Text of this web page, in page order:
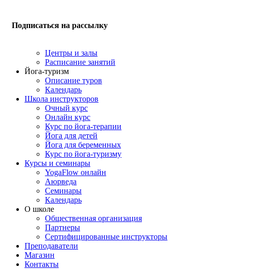
Подписаться на рассылку
Центры и залы
Расписание занятий
Йога-туризм
Описание туров
Календарь
Школа инструкторов
Очный курс
Онлайн курс
Курс по йога-терапии
Йога для детей
Йога для беременных
Курс по йога-туризму
Курсы и семинары
YogaFlow онлайн
Аюрведа
Семинары
Календарь
О школе
Общественная организация
Партнеры
Сертифицированные инструкторы
Преподаватели
Магазин
Контакты